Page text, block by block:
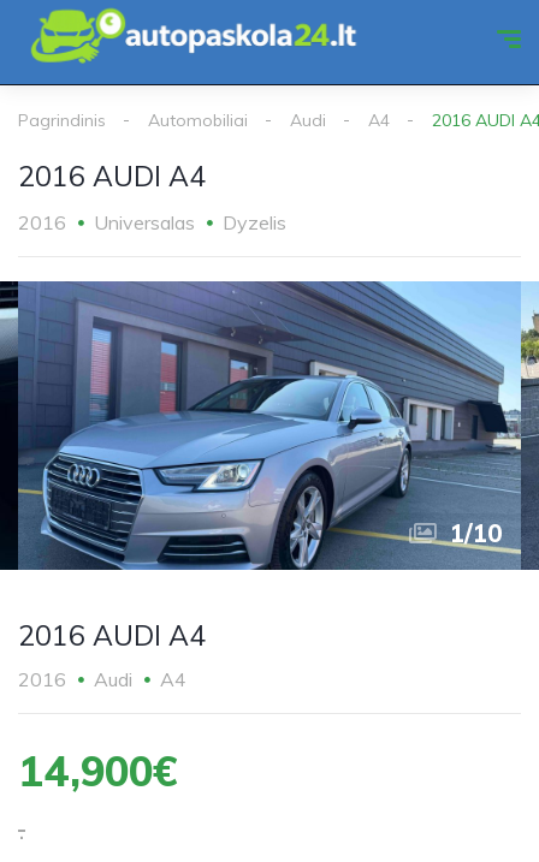
Pagrindinis Automobiliai Audi A4 2016 AUDI
2016 AUDI A4
2016 Universalas Dyzelis
1/10
2016 AUDI A4
2016 Audi A4
14,900€
.